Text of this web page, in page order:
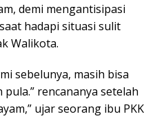
demi mengantisipasi
hadapi situasi sulit
Walikota.
sebelunya, masih bisa
rencananya setelah
ujar seorang ibu PKK